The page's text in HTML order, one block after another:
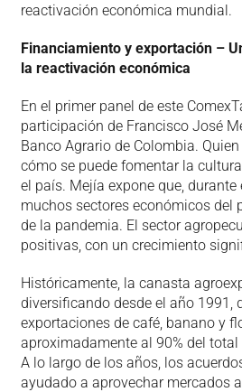
reactivación económica mundial.
Financiamiento y exportación –
la reactivación económica
En el primer panel de este
participación de Francisco José
Banco Agrario de Colombia.
cómo se puede fomentar la
el país. Mejía expone que,
muchos sectores económicos del
de la pandemia. El sector
positivas, con un crecimiento
Históricamente, la canasta
diversificando desde el año 1991,
exportaciones de café, banano y
aproximadamente al 90% del
A lo largo de los años, los
ayudado a aprovechar mercados